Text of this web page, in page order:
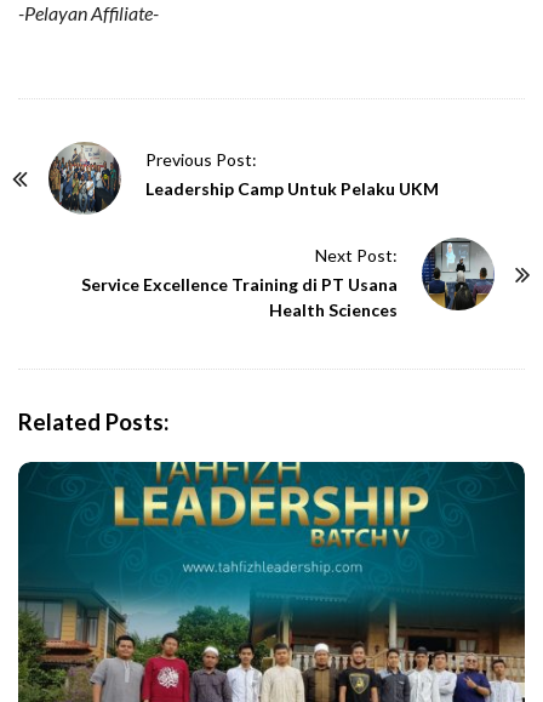
-Pelayan Affiliate-
Previous Post:
Leadership Camp Untuk Pelaku UKM
Next Post:
Service Excellence Training di PT Usana
Health Sciences
Related Posts: